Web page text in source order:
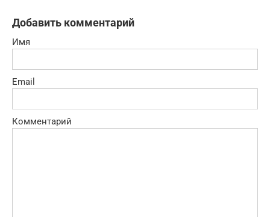
Добавить комментарий
Имя
Email
Комментарий